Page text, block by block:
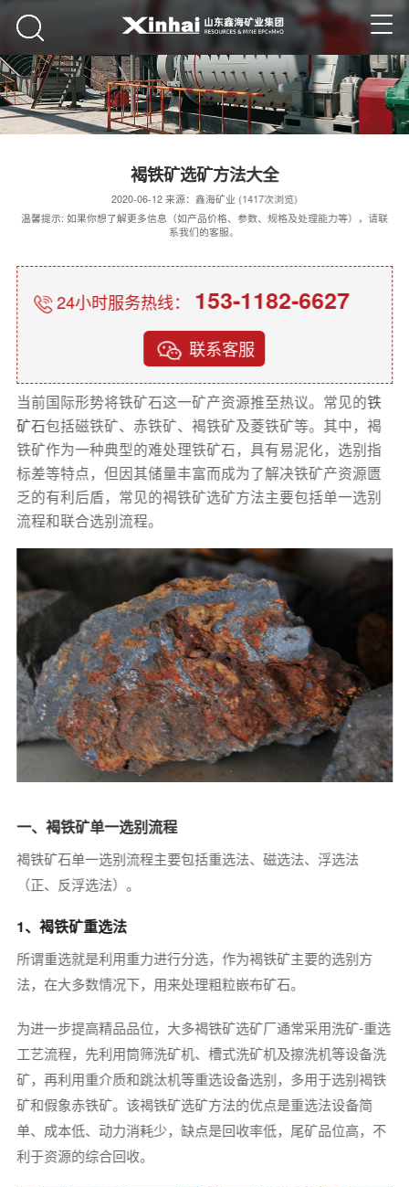
褐铁矿选矿方法大全
2020-06-12 来源：鑫海矿业 (1417次浏览)
温馨提示: 如果你想了解更多信息（如产品价格、参数、规格及处理能力等），请联
系我们的客服。
24小时服务热线： 153-1182-6627
联系客服
当前国际形势将铁矿石这一矿产资源推至热议。常见的铁
矿石包括磁铁矿、赤铁矿、褐铁矿及菱铁矿等。其中，褐
铁矿作为一种典型的难处理铁矿石，具有易泥化，选别指
标差等特点，但因其储量丰富而成为了解决铁矿产资源匮
乏的有利后盾，常见的褐铁矿选矿方法主要包括单一选别
流程和联合选别流程。
一、褐铁矿单一选别流程
褐铁矿石单一选别流程主要包括重选法、磁选法、浮选法
（正、反浮选法）。
1、褐铁矿重选法
所谓重选就是利用重力进行分选，作为褐铁矿主要的选别方
法，在大多数情况下，用来处理粗粒嵌布矿石。
为进一步提高精品品位，大多褐铁矿选矿厂通常采用洗矿-重选
工艺流程，先利用筒筛洗矿机、槽式洗矿机及擦洗机等设备洗
矿，再利用重介质和跳汰机等重选设备选别，多用于选别褐铁
矿和假象赤铁矿。该褐铁矿选矿方法的优点是重选法设备简
单、成本低、动力消耗少，缺点是回收率低，尾矿品位高，不
利于资源的综合回收。